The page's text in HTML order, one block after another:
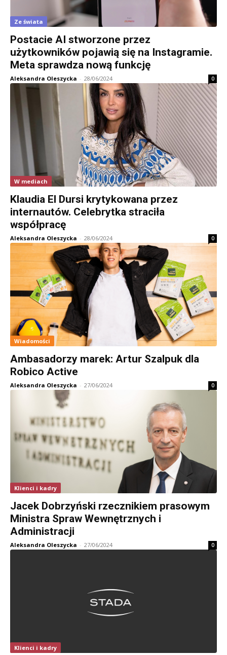
Ze świata
Postacie AI stworzone przez
użytkowników pojawią się na Instagramie.
Meta sprawdza nową funkcję
Aleksandra Oleszycka - 28/06/2024 0
W mediach
Klaudia El Dursi krytykowana przez
internautów. Celebrytka straciła
współpracę
Aleksandra Oleszycka - 28/06/2024 0
Wiadomości
Ambasadorzy marek: Artur Szalpuk dla
Robico Active
Aleksandra Oleszycka - 27/06/2024 0
Klienci i kadry
Jacek Dobrzyński rzecznikiem prasowym
Ministra Spraw Wewnętrznych i
Administracji
Aleksandra Oleszycka - 27/06/2024 0
Klienci i kadry